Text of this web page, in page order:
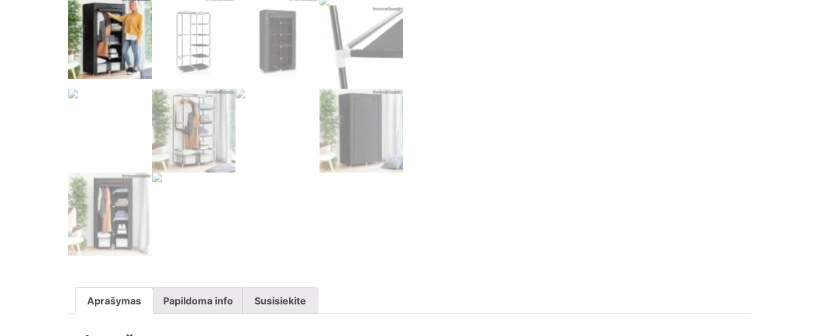
Aprašymas Papildoma info Susisiekite